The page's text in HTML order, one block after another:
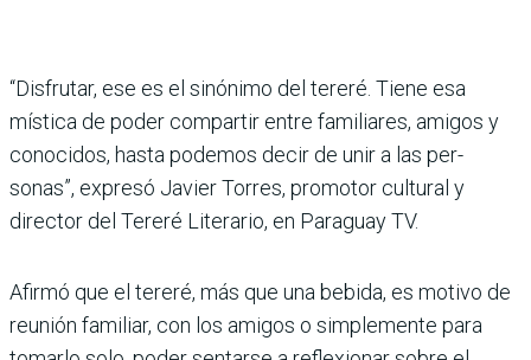
“Disfrutar, ese es el sinónimo del tereré. Tiene esa
mística de poder compartir entre familia­res, amigos y
conocidos, hasta podemos decir de unir a las per­
sonas”, expresó Javier Torres, promotor cultural y
director del Tereré Literario, en Para­guay TV.
Afirmó que el tereré, más que una bebida, es motivo de
reunión familiar, con los amigos o simplemente para